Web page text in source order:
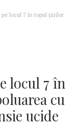
pe locul 7 în topul ţărilor
locul 7 în
cu
ucide